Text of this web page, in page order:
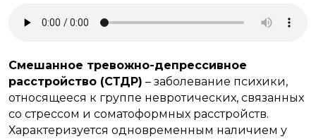
Смешанное тревожно-депрессивное
расстройство (СТДР) – заболевание психики,
относящееся к группе невротических, связанных
со стрессом и соматоформных расстройств.
Характеризуется одновременным наличием у